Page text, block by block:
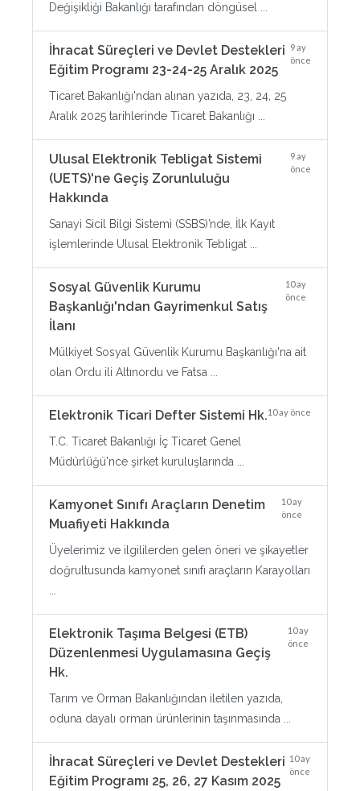
Değişikliği Bakanlığı tarafından döngüsel ...
İhracat Süreçleri ve Devlet Destekleri
Eğitim Programı 23-24-25 Aralık 2025
9 ay
önce
Ticaret Bakanlığı'ndan alınan yazıda, 23, 24, 25
Aralık 2025 tarihlerinde Ticaret Bakanlığı ...
Ulusal Elektronik Tebligat Sistemi
(UETS)'ne Geçiş Zorunluluğu
Hakkında
9 ay
önce
Sanayi Sicil Bilgi Sistemi (SSBS)’nde, İlk Kayıt
işlemlerinde Ulusal Elektronik Tebligat ...
Sosyal Güvenlik Kurumu
Başkanlığı'ndan Gayrimenkul Satış
İlanı
10 ay
önce
Mülkiyet Sosyal Güvenlik Kurumu Başkanlığı'na ait
olan Ordu ili Altınordu ve Fatsa ...
Elektronik Ticari Defter Sistemi Hk.10 ay önce
T.C. Ticaret Bakanlığı İç Ticaret Genel
Müdürlüğü'nce şirket kuruluşlarında ...
Kamyonet Sınıfı Araçların Denetim
Muafiyeti Hakkında
10 ay
önce
Üyelerimiz ve ilgililerden gelen öneri ve şikayetler
doğrultusunda kamyonet sınıfı araçların Karayolları
Elektronik Taşıma Belgesi (ETB)
Düzenlenmesi Uygulamasına Geçiş
Hk.
10 ay
önce
Tarım ve Orman Bakanlığından iletilen yazıda,
oduna dayalı orman ürünlerinin taşınmasında ...
İhracat Süreçleri ve Devlet Destekleri
Eğitim Programı 25, 26, 27 Kasım 2025
10 ay
önce